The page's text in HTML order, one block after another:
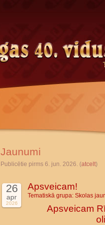
Jaunumi
Publicētie pirms 6. jun. 2026. (atcelt)
26
apr
2026
Apsveicam!
Tematiskā grupa: Skolas
Apsveicam